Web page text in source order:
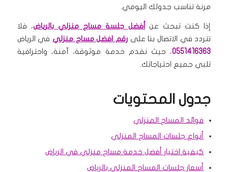
مرنة تناسب جدولك اليومي.
إذا كنت تبحث عن أفضل جلسة مساج منزلي بالرياض، فلا
تتردد في الاتصال بنا على رقم افضل مساج منزلي في الرياض
0551416363، حيث نقدم خدمة موثوقة، آمنة، واحترافية
تلبي جميع احتياجاتك.
جدول المحتويات
فوائد المساج المنزلي
أنواع جلسات المساج المنزلي
كيفية اختيار أفضل خدمة مساج منزلي في الرياض
أسعار جلسات المساج المنزلي بالرياض